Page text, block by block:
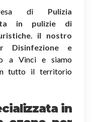
di Pulizia
in pulizie di
il nostro
Disinfezione e
a Vinci e siamo
tutto il territorio
in